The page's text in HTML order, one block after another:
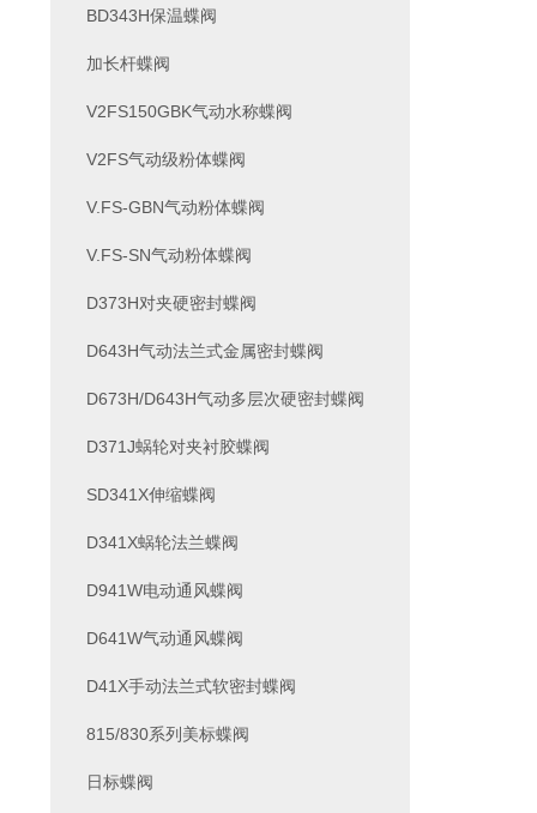
BD343H保温蝶阀
加长杆蝶阀
V2FS150GBK气动水称蝶阀
V2FS气动级粉体蝶阀
V.FS-GBN气动粉体蝶阀
V.FS-SN气动粉体蝶阀
D373H对夹硬密封蝶阀
D643H气动法兰式金属密封蝶阀
D673H/D643H气动多层次硬密封蝶阀
D371J蜗轮对夹衬胶蝶阀
SD341X伸缩蝶阀
D341X蜗轮法兰蝶阀
D941W电动通风蝶阀
D641W气动通风蝶阀
D41X手动法兰式软密封蝶阀
815/830系列美标蝶阀
日标蝶阀